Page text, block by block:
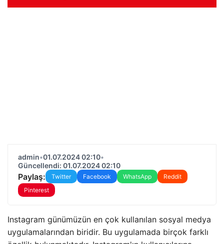
admin•01.07.2024 02:10•
Güncellendi: 01.07.2024 02:10
Paylaş: Twitter Facebook WhatsApp
Reddit
Pinterest
Instagram günümüzün en çok kullanılan sosyal medya
uygulamalarından biridir. Bu uygulamada birçok farklı